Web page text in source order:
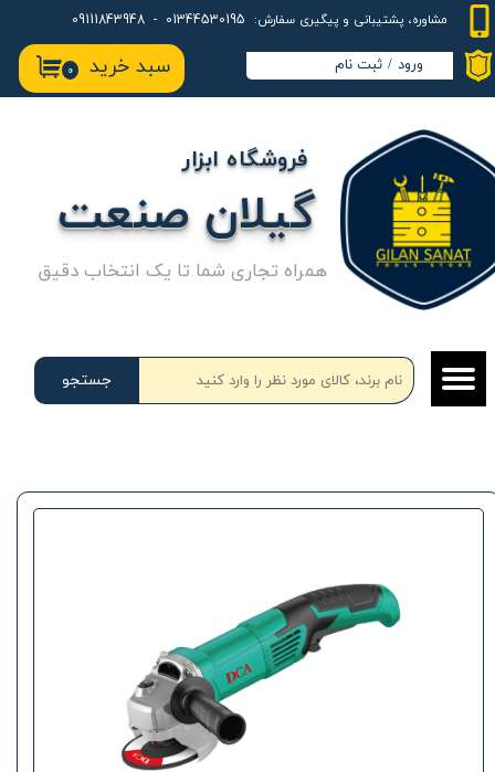
مشاوره، پشتیبانی و پیگیری سفارش:
۰ سبد خرید ورود / ثبت نام
حساب کاربری من
تغییر گذر واژه
سفارشات
خروج از حساب کاربری
جستجو
گیلان صنعت
فروشگاه ابزار
همراه تجاری شما تا یک انتخاب دقیق